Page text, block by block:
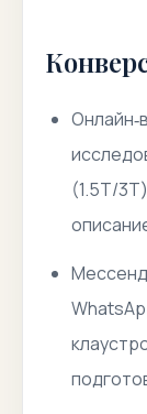
(1.5Т/